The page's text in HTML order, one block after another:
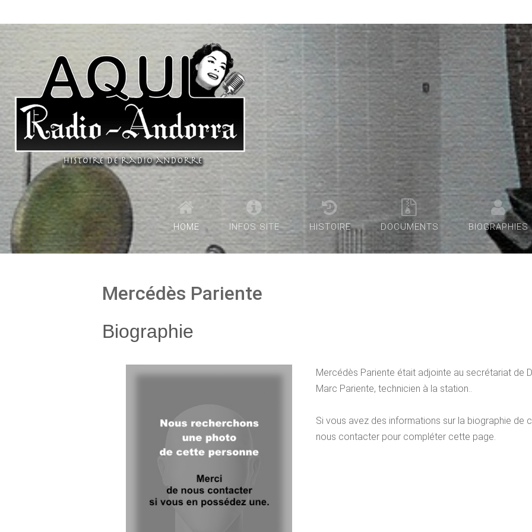
HOME INFOS SITE HISTOIRE DOCUMENTS BIOGRAPHIES
Mercédès Pariente
Biographie
Mercédès Pariente était adjointe au secrétariat de
Marc Pariente, technicien à la station..
Si vous avez des informations sur la biographie de
nous contacter pour compléter cette page.